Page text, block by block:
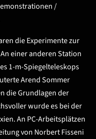
/
die Experimente zur
einer anderen Station
1-m-Spiegelteleskops
Arend Sommer
die Grundlagen der
wurde es bei der
An PC-Arbeitsplätzen
von Norbert Fisseni